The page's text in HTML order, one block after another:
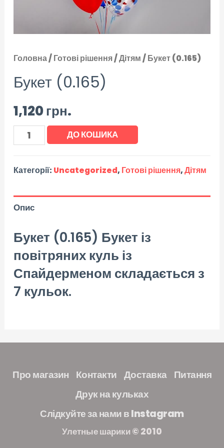
Головна/Готові рішення/Дітям/ Букет (0.165)
Букет (0.165)
1,120грн.
ДО КОШИКА
Категорії: Uncategorized, Готові рішення,Дітям
Опис
Букет (0.165) Букет із
повітряних куль із
Спайдерменом складається з
7 кульок.
Про магазин Контакти Доставка Питання
Друк на кульках
Слідкуйте за нами в Instagram
Улетные шарики © 2010